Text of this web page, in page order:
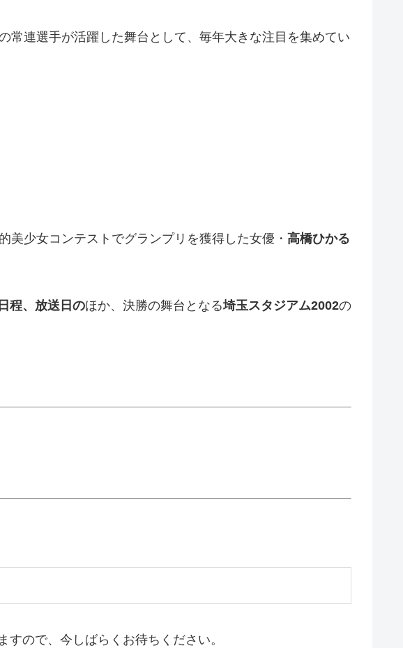
常連選手が活躍した舞台として、毎年大きな注目を集めてい
美少女コンテストでグランプリを獲得した女優・ 高橋ひかる
程、放送日のほか、決勝の舞台となる埼玉スタジアム2002の
すので、今しばらくお待ちください。